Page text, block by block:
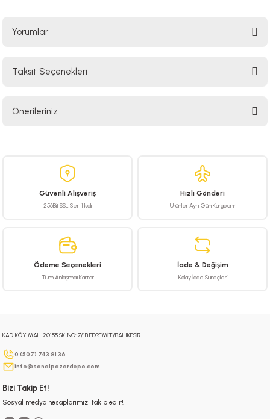
Yorumlar
Bu ürüne ilk yorumu siz yapın!
Taksit Seçenekleri
Önerileriniz
Görüş ve önerileriniz için teşekkür ederiz.
Ürün resmi kalitesiz, bozuk veya görüntülenemiyor.
Ürün bilgilerinde hatalar bulunuyor.
Ürün fiyatı diğer sitelerden daha pahalı.
Bu ürüne benzer farklı alternatifler olmalı.
Güvenli Alışveriş
256Bit SSL Sertifikalı
Hızlı Gönderi
Ürünler Aynı Gün Kargolanır
Ödeme Seçenekleri
Tüm Anlaşmalı Kartlar
İade & Değişim
Kolay İade Süreçleri
KADIKÖY MAH. 20155 SK. NO: 7/1B EDREMİT/BALIKESİR
0 (507) 743 81 36
info@sanalpazardepo.com
Bizi Takip Et!
Sosyal medya hesaplarımızı takip edin!